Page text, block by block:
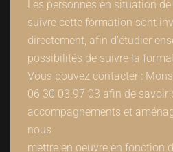
Les personnes en situation
suivre cette formation sont
directement, afin d’étudier
possibilités de suivre la
Vous pouvez contacter :
06 30 03 97 03 afin de savoir
accompagnements et
nous
mettre en oeuvre en fonction